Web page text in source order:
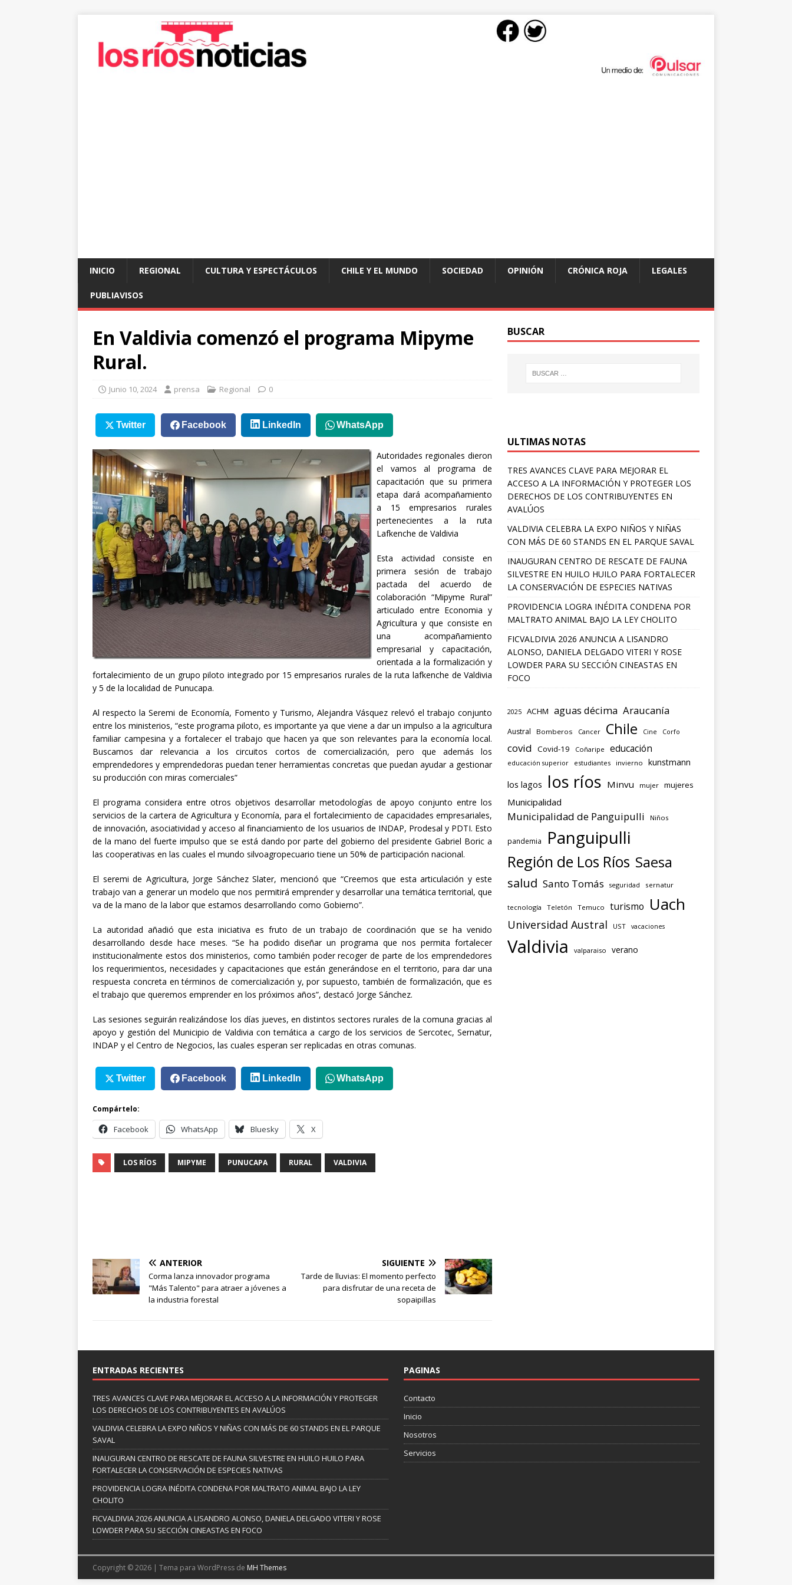
INICIO REGIONAL CULTURA Y ESPECTÁCULOS CHILE Y EL MUNDO SOCIEDAD OPINIÓN CRÓNICA ROJA LEGALES
PUBLIAVISOS
En Valdivia comenzó el programa Mipyme
Rural.
Junio 10, 2024 prensa Regional 0
Twitter Facebook LinkedIn WhatsApp
Autoridades regionales dieron
el vamos al programa de
capacitación que su primera
etapa dará acompañamiento
a 15 empresarios rurales
pertenecientes a la ruta
Lafkenche de Valdivia
Esta actividad consiste en
primera sesión de trabajo
pactada del acuerdo de
colaboración “Mipyme Rural”
articulado entre Economia y
Agricultura y que consiste en
una acompañamiento
empresarial y capacitación,
orientada a la formalización y
fortalecimiento de un grupo piloto integrado por 15 empresarios rurales de la ruta lafkenche de Valdivia
y 5 de la localidad de Punucapa.
Al respecto la Seremi de Economía, Fomento y Turismo, Alejandra Vásquez relevó el trabajo conjunto
entre los ministerios, “este programa piloto, es importante ya que viene a dar un impulso a la agricultura
familiar campesina y a fortalecer el trabajo que hacen ya que son relevantes para la economía local.
Buscamos dar relevancia a los circuitos cortos de comercialización, pero que además los
emprendedores y emprendedoras puedan tener herramientas concretas que puedan ayudar a gestionar
su producción con miras comerciales”
El programa considera entre otros objetivos desarrollar metodologías de apoyo conjunto entre los
servicios de la cartera de Agricultura y Economía, para el fortalecimiento de capacidades empresariales,
de innovación, asociatividad y acceso al financiamiento de los usuarios de INDAP, Prodesal y PDTI. Esto
de la mano del fuerte impulso que se está dando por parte del gobierno del presidente Gabriel Boric a
las cooperativas en las cuales el mundo silvoagropecuario tiene un 50% de participación nacional.
El seremi de Agricultura, Jorge Sánchez Slater, mencionó que “Creemos que esta articulación y este
trabajo van a generar un modelo que nos permitirá emprender y desarrollar una temática territorial, que
va de la mano de la labor que estamos desarrollando como Gobierno”.
La autoridad añadió que esta iniciativa es fruto de un trabajo de coordinación que se ha venido
desarrollando desde hace meses. “Se ha podido diseñar un programa que nos permita fortalecer
institucionalmente estos dos ministerios, como también poder recoger de parte de los emprendedores
los requerimientos, necesidades y capacitaciones que están generándose en el territorio, para dar una
respuesta concreta en términos de comercialización y, por supuesto, también de formalización, que es
el trabajo que queremos emprender en los próximos años”, destacó Jorge Sánchez.
Las sesiones seguirán realizándose los días jueves, en distintos sectores rurales de la comuna gracias al
apoyo y gestión del Municipio de Valdivia con temática a cargo de los servicios de Sercotec, Sernatur,
INDAP y el Centro de Negocios, las cuales esperan ser replicadas en otras comunas.
Twitter Facebook LinkedIn WhatsApp
Compártelo:
Facebook WhatsApp Bluesky X
LOS RÍOS MIPYME PUNUCAPA RURAL VALDIVIA
ANTERIOR
Corma lanza innovador programa
"Más Talento" para atraer a jóvenes a
la industria forestal
SIGUIENTE
Tarde de lluvias: El momento perfecto
para disfrutar de una receta de
sopaipillas
BUSCAR
ULTIMAS NOTAS
TRES AVANCES CLAVE PARA MEJORAR EL
ACCESO A LA INFORMACIÓN Y PROTEGER LOS
DERECHOS DE LOS CONTRIBUYENTES EN
AVALÚOS
VALDIVIA CELEBRA LA EXPO NIÑOS Y NIÑAS
CON MÁS DE 60 STANDS EN EL PARQUE SAVAL
INAUGURAN CENTRO DE RESCATE DE FAUNA
SILVESTRE EN HUILO HUILO PARA FORTALECER
LA CONSERVACIÓN DE ESPECIES NATIVAS
PROVIDENCIA LOGRA INÉDITA CONDENA POR
MALTRATO ANIMAL BAJO LA LEY CHOLITO
FICVALDIVIA 2026 ANUNCIA A LISANDRO
ALONSO, DANIELA DELGADO VITERI Y ROSE
LOWDER PARA SU SECCIÓN CINEASTAS EN
FOCO
2025 ACHM aguas décima Araucanía
Austral Bomberos Cancer Chile Cine Corfo
covid Covid-19 Coñaripe educación
educación superior estudiantes invierno kunstmann
los lagos los ríos Minvu mujer mujeres
Municipalidad
Municipalidad de Panguipulli Niños
pandemia Panguipulli
Región de Los Ríos Saesa
salud Santo Tomás seguridad sernatur
tecnología Teletón Temuco turismo Uach
Universidad Austral UST vacaciones
Valdivia valparaiso verano
ENTRADAS RECIENTES
TRES AVANCES CLAVE PARA MEJORAR EL ACCESO A LA INFORMACIÓN Y PROTEGER
LOS DERECHOS DE LOS CONTRIBUYENTES EN AVALÚOS
VALDIVIA CELEBRA LA EXPO NIÑOS Y NIÑAS CON MÁS DE 60 STANDS EN EL PARQUE
SAVAL
INAUGURAN CENTRO DE RESCATE DE FAUNA SILVESTRE EN HUILO HUILO PARA
FORTALECER LA CONSERVACIÓN DE ESPECIES NATIVAS
PROVIDENCIA LOGRA INÉDITA CONDENA POR MALTRATO ANIMAL BAJO LA LEY
CHOLITO
FICVALDIVIA 2026 ANUNCIA A LISANDRO ALONSO, DANIELA DELGADO VITERI Y ROSE
LOWDER PARA SU SECCIÓN CINEASTAS EN FOCO
PAGINAS
Contacto
Inicio
Nosotros
Servicios
Copyright © 2026 | Tema para WordPress de MH Themes